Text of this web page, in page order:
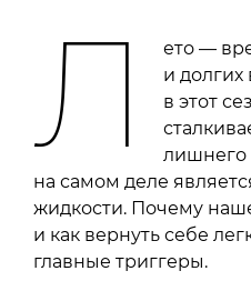
Л
ето —
и
в этот
лишнего
на самом деле
жидкости. Почему
и как вернуть себе
главные триггеры.